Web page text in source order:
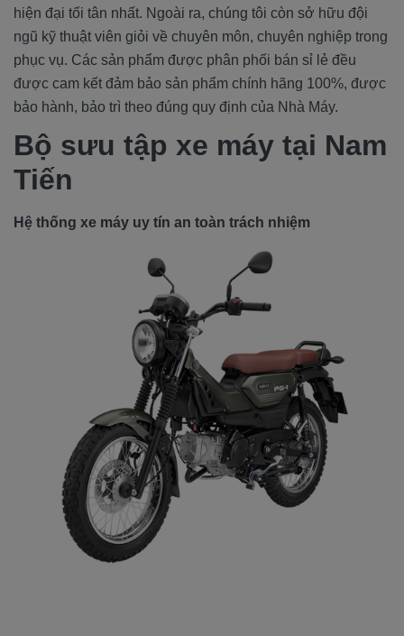
hiện đại tối tân nhất. Ngoài ra, chúng tôi còn sở hữu đội
ngũ kỹ thuật viên giỏi về chuyên môn, chuyên nghiệp trong
phục vụ. Các sản phẩm được phân phối bán sỉ lẻ đều
được cam kết đảm bảo sản phẩm chính hãng 100%, được
bảo hành, bảo trì theo đúng quy định của Nhà Máy.
Bộ sưu tập xe máy tại Nam
Tiến
Hệ thống xe máy uy tín an toàn trách nhiệm